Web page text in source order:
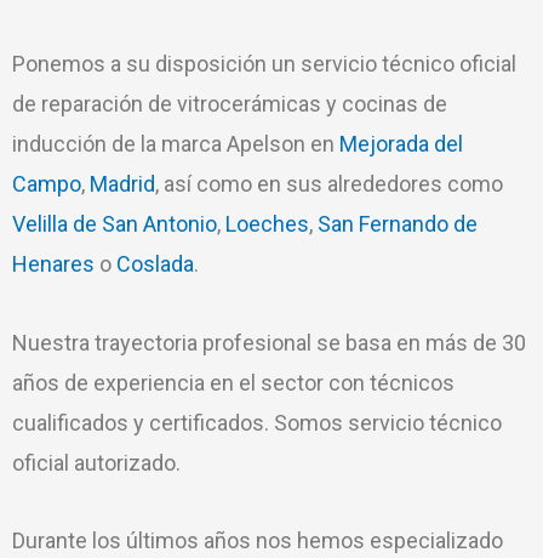
Ponemos a su disposición un servicio técnico oficial
de reparación de vitrocerámicas y cocinas de
inducción de la marca Apelson en Mejorada del
Campo, Madrid, así como en sus alrededores como
Velilla de San Antonio, Loeches, San Fernando de
Henares o Coslada.
Nuestra trayectoria profesional se basa en más de 30
años de experiencia en el sector con técnicos
cualificados y certificados. Somos servicio técnico
oficial autorizado.
Durante los últimos años nos hemos especializado